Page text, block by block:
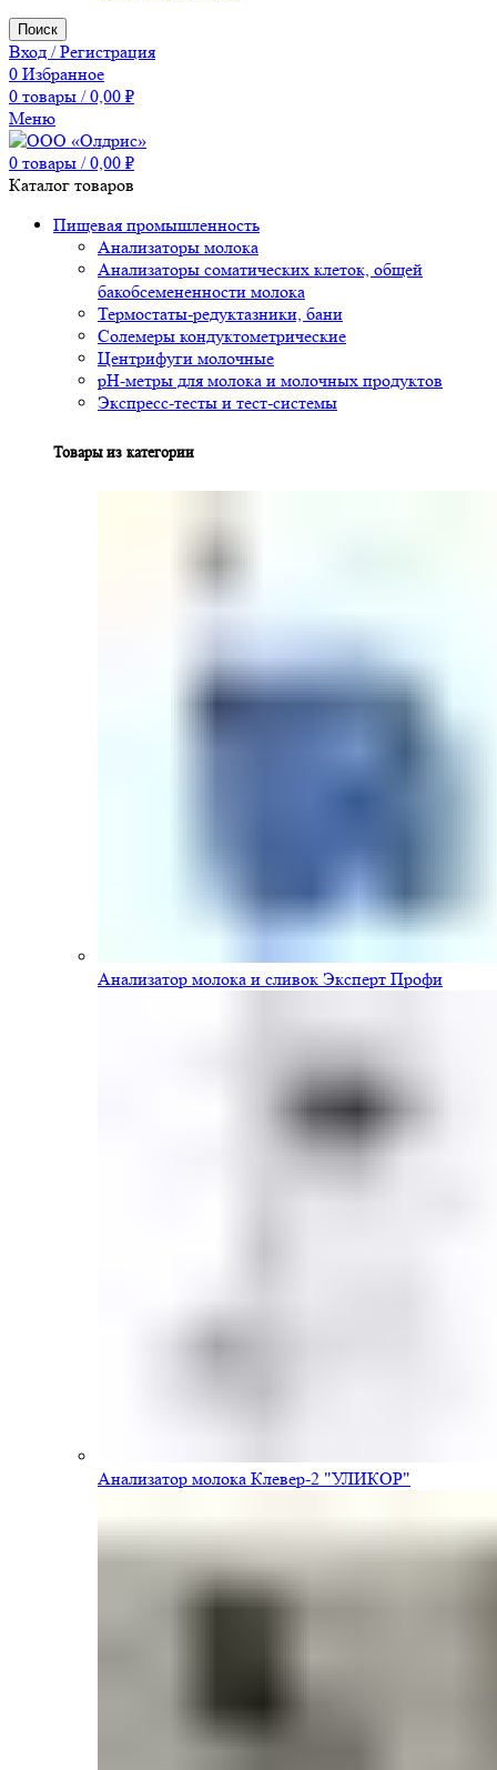
Поиск
Вход / Регистрация
0 Избранное
0 товары / 0,00 ₽
Меню
0 товары / 0,00 ₽
Каталог товаров
Пищевая промышленность
Анализаторы молока
Анализаторы соматических клеток, общей
бакобсемененности молока
Термостаты-редуктазники, бани
Солемеры кондуктометрические
Центрифуги молочные
pH-метры для молока и молочных продуктов
Экспресс-тесты и тест-системы
Товары из категории
Анализатор молока и сливок Эксперт Профи
Анализатор молока Клевер-2 "УЛИКОР"